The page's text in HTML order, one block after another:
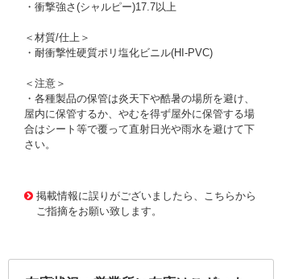
・衝撃強さ(シャルピー)17.7以上
＜材質/仕上＞
・耐衝撃性硬質ポリ塩化ビニル(HI-PVC)
＜注意＞
・各種製品の保管は炎天下や酷暑の場所を避け、
屋内に保管するか、やむを得ず屋外に保管する場
合はシート等で覆って直射日光や雨水を避けて下
さい。
掲載情報に誤りがございましたら、こちらから
ご指摘をお願い致します。